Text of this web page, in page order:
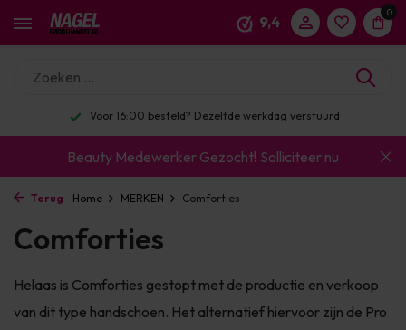
9,4
0
Enorm assortiment & alle bekende merken
Beauty Medewerker Gezocht! Solliciteer nu
Terug Home MERKEN Comforties
Comforties
Helaas is Comforties gestopt met de productie en verkoop
van dit type handschoen. Het alternatief hiervoor zijn de Pro